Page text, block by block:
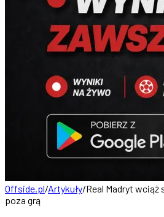
Offside.pl/Artykuły/Real Madryt wciąż
poza grą